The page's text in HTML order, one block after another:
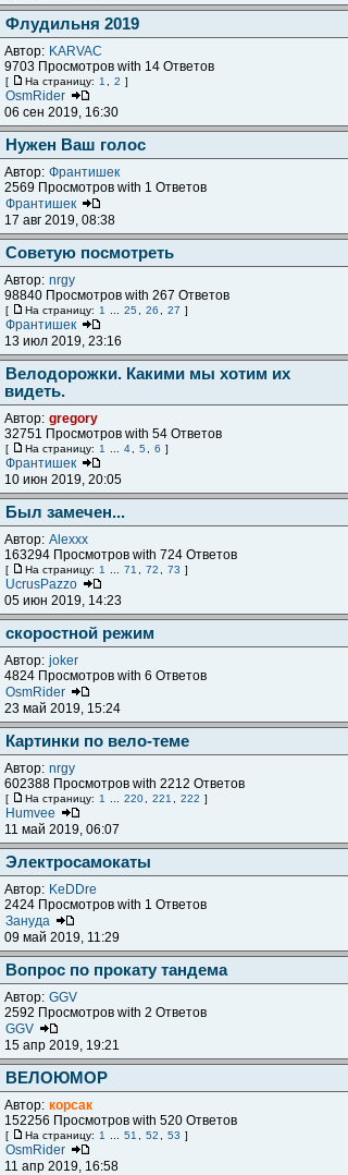
Флудильня 2019
Автор: KARVAC
9703 Просмотров with 14 Ответов
[ На страницу: 1 2 ]
OsmRider
06 сен 2019, 16:30
Нужен Ваш голос
Автор: Франтишек
2569 Просмотров with 1 Ответов
Франтишек
17 авг 2019, 08:38
Советую посмотреть
Автор: nrgy
98840 Просмотров with 267 Ответов
[ На страницу: 1 25 26 27 ]
Франтишек
13 июл 2019, 23:16
Велодорожки. Какими мы хотим их
видеть.
Автор: gregory
32751 Просмотров with 54 Ответов
[ На страницу: 1 4 5 6 ]
Франтишек
10 июн 2019, 20:05
Был замечен...
Автор: Alexxx
163294 Просмотров with 724 Ответов
[ На страницу: 1 71 72 73 ]
UcrusPazzo
05 июн 2019, 14:23
скоростной режим
Автор: joker
4824 Просмотров with 6 Ответов
OsmRider
23 май 2019, 15:24
Картинки по вело-теме
Автор: nrgy
602388 Просмотров with 2212 Ответов
[ На страницу: 1 220 221 222 ]
Humvee
11 май 2019, 06:07
Электросамокаты
Автор: KeDDre
2424 Просмотров with 1 Ответов
Зануда
09 май 2019, 11:29
Вопрос по прокату тандема
Автор: GGV
2592 Просмотров with 2 Ответов
GGV
15 апр 2019, 19:21
ВЕЛОЮМОР
Автор: корсак
152256 Просмотров with 520 Ответов
[ На страницу: 1 51 52 53 ]
OsmRider
11 апр 2019, 16:58